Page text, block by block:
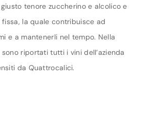
tenore zuccherino e alcolico e
la quale contribuisce ad
e a mantenerli nel tempo. Nella
riportati tutti i vini dell’azienda
da Quattrocalici.